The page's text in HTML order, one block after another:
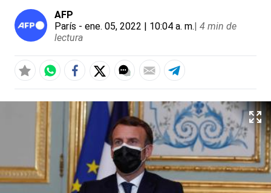
AFP
París - ene. 05, 2022 | 10:04 a. m.| 4 min de
lectura